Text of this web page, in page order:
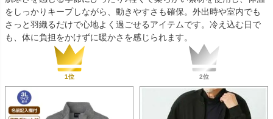
をしっかりキープしながら、動きやすさも確保。外出時や室内でも
さっと羽織るだけで心地よく過ごせるアイテムです。冷え込む日で
も、体に負担をかけずに暖かさを感じられます。